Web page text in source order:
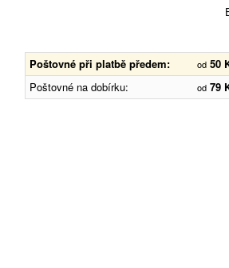
Poštovné při platbě předem: od 50
Poštovné na dobírku:
od 79